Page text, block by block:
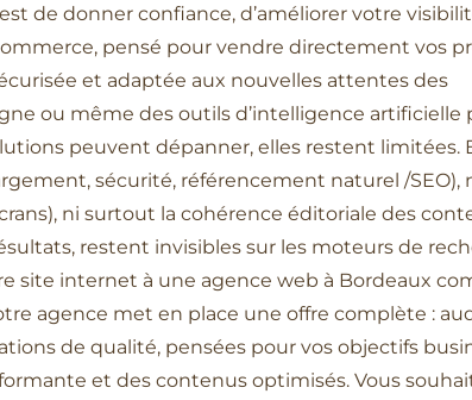
de donner confiance, d’améliorer votre
pensé pour vendre directement vos
et adaptée aux nouvelles attentes des
ou même des outils d’intelligence
peuvent dépanner, elles restent limitées.
sécurité, référencement naturel /SEO),
ni surtout la cohérence éditoriale des
restent invisibles sur les moteurs de
site internet à une agence web à Bordeaux
agence met en place une offre complète :
de qualité, pensées pour vos objectifs
et des contenus optimisés. Vous